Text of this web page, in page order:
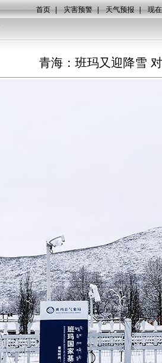
首页 | 灾害预警 | 天气预报 | 现
青海：班玛又迎降雪